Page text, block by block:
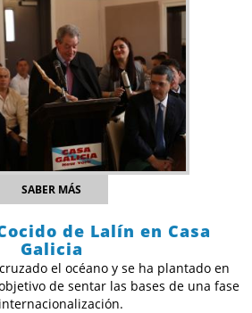
SABER MÁS
de Lalín en Casa
Galicia
el océano y se ha plantado en
de sentar las bases de una fase